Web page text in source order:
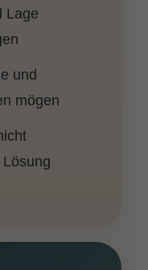
Lage
und
mögen